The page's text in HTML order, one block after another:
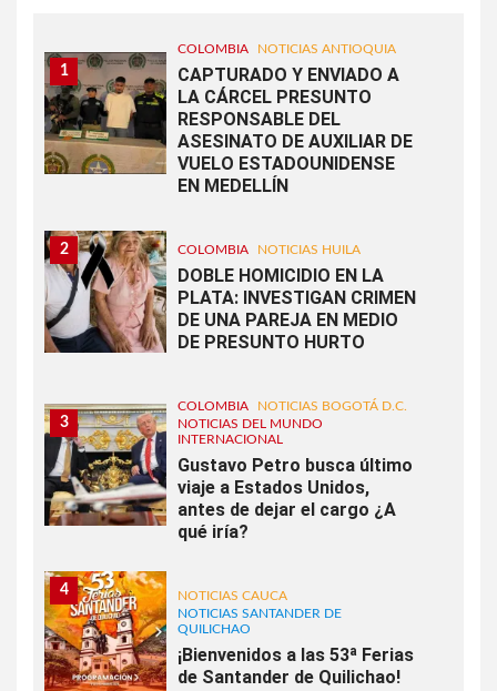
1
COLOMBIA NOTICIAS ANTIOQUIA
CAPTURADO Y ENVIADO A
LA CÁRCEL PRESUNTO
RESPONSABLE DEL
ASESINATO DE AUXILIAR DE
VUELO ESTADOUNIDENSE
EN MEDELLÍN
2 COLOMBIA NOTICIAS HUILA
DOBLE HOMICIDIO EN LA
PLATA: INVESTIGAN CRIMEN
DE UNA PAREJA EN MEDIO
DE PRESUNTO HURTO
3
COLOMBIA
NOTICIAS BOGOTÁ D.C.
NOTICIAS DEL MUNDO
INTERNACIONAL
Gustavo Petro busca último
viaje a Estados Unidos,
antes de dejar el cargo ¿A
qué iría?
4
NOTICIAS CAUCA
NOTICIAS SANTANDER DE
QUILICHAO
¡Bienvenidos a las 53ª Ferias
de Santander de Quilichao!